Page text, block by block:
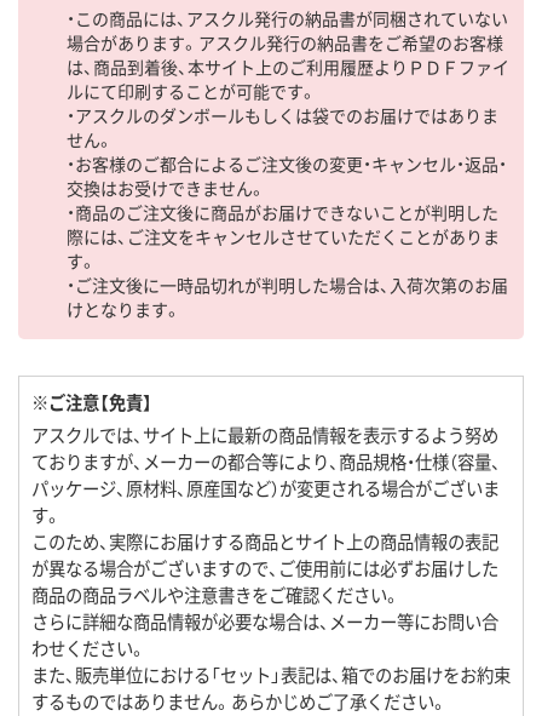
・この商品には、アスクル発行の納品書が同梱されていない
場合があります。アスクル発行の納品書をご希望のお客様
は、商品到着後、本サイト上のご利用履歴よりＰＤＦファイ
ルにて印刷することが可能です。
・アスクルのダンボールもしくは袋でのお届けではありま
せん。
・お客様のご都合によるご注文後の変更・キャンセル・返品・
交換はお受けできません。
・商品のご注文後に商品がお届けできないことが判明した
際には、ご注文をキャンセルさせていただくことがありま
す。
・ご注文後に一時品切れが判明した場合は、入荷次第のお届
けとなります。
※ご注意【免責】
アスクルでは、サイト上に最新の商品情報を表示するよう努め
ておりますが、メーカーの都合等により、商品規格・仕様（容量、
パッケージ、原材料、原産国など）が変更される場合がございま
す。
このため、実際にお届けする商品とサイト上の商品情報の表記
が異なる場合がございますので、ご使用前には必ずお届けした
商品の商品ラベルや注意書きをご確認ください。
さらに詳細な商品情報が必要な場合は、メーカー等にお問い合
わせください。
また、販売単位における「セット」表記は、箱でのお届けをお約束
するものではありません。あらかじめご了承ください。